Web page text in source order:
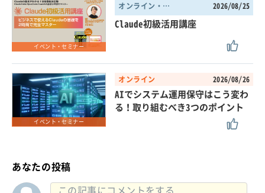
イベント・セミナー
オンライン・東京都 2026/08/25
Claude初級活用講座
イベント・セミナー
オンライン 2026/08/26
AIでシステム運用保守はこう変わ
る！取り組むべき3つのポイント
あなたの投稿